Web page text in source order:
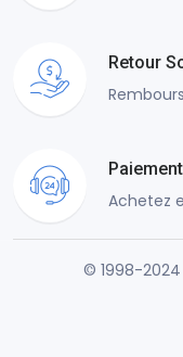
Retour
Achetez
© 1998-2024